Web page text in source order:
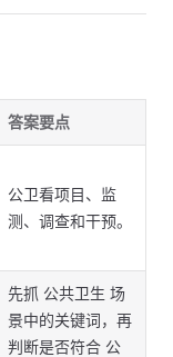
答案要点
公卫看项目、监
测、调查和干预。
先抓 公共卫生 场
景中的关键词，再
判断是否符合 公